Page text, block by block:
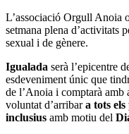
L’associació Orgull Anoia
setmana plena d’activitats
sexual i de gènere.
Igualada serà l’epicentre
esdeveniment únic que
de l’Anoia i comptarà amb
voluntat d’arribara tots
inclusius amb motiu del